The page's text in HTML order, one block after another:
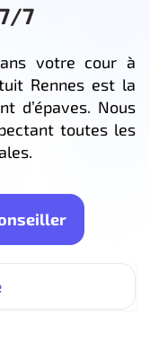
7
votre cour à
Rennes est la
d’épaves. Nous
toutes les